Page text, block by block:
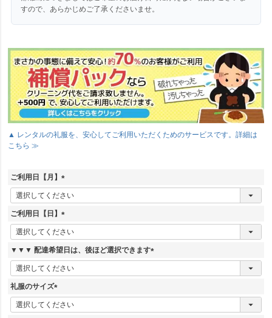
すので、あらかじめご了承くださいませ。
▲ レンタルの礼服を、安心してご利用いただくためのサービスです。詳細は
こちら ≫
ご利用日【月】
(
必
須
)
ご利用日【日】
(
必
須
)
▼▼▼ 配達希望日は、後ほど選択できます
(
必
)
礼服のサイズ
(
必